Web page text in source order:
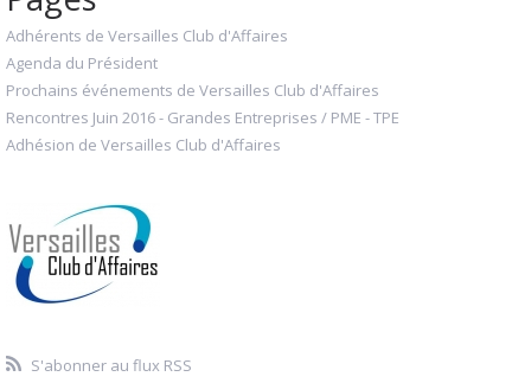
Adhérents de Versailles Club d'Affaires
Agenda du Président
Prochains événements de Versailles Club d'Affaires
Rencontres Juin 2016 - Grandes Entreprises / PME - TPE
Adhésion de Versailles Club d'Affaires
S'abonner au flux RSS